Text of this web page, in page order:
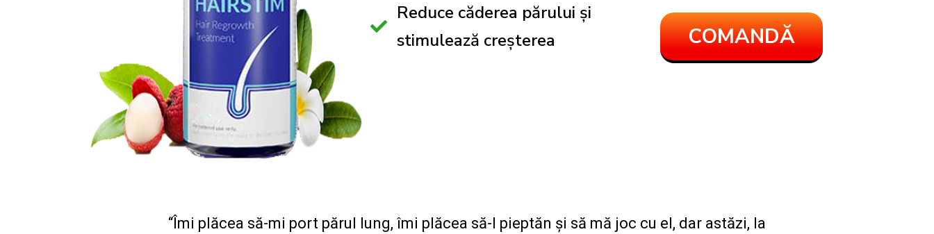
Reduce căderea părului și
stimulează creșterea
COMANDĂ
“Îmi plăcea să-mi port părul lung, îmi plăcea să-l pieptăn și să mă joc cu el, dar astăzi, la